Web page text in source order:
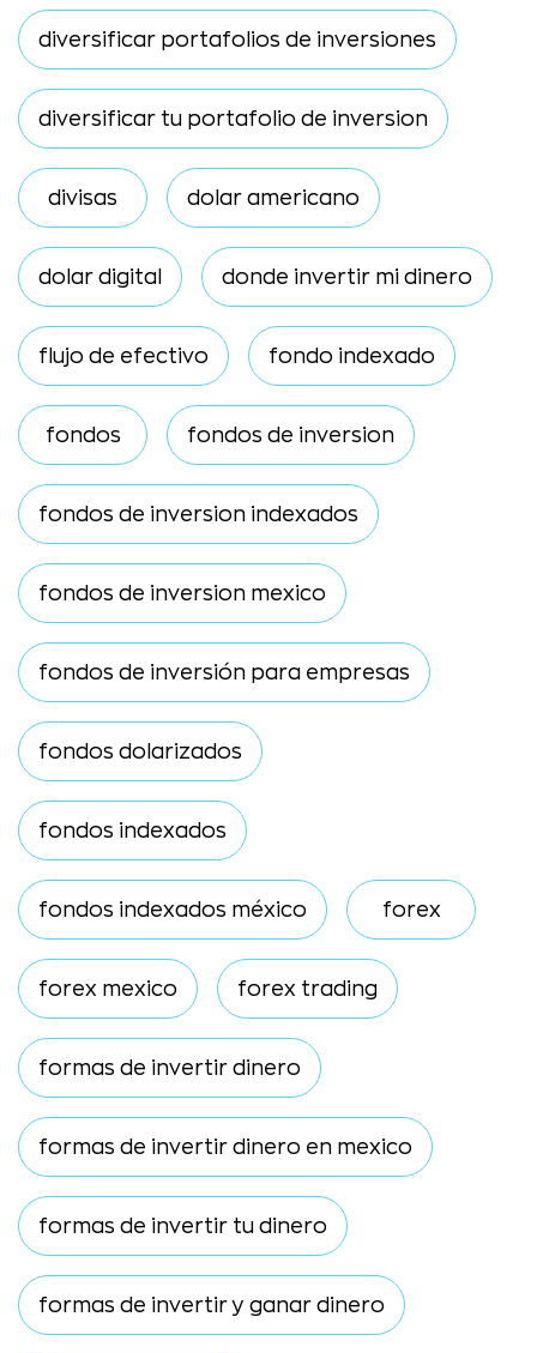
diversificar portafolios de inversiones
diversificar tu portafolio de inversion
divisas dolar americano
dolar digital donde invertir mi dinero
flujo de efectivo fondo indexado
fondos fondos de inversion
fondos de inversion indexados
fondos de inversion mexico
fondos de inversión para empresas
fondos dolarizados
fondos indexados
fondos indexados méxico forex
forex mexico forex trading
formas de invertir dinero
formas de invertir dinero en mexico
formas de invertir tu dinero
formas de invertir y ganar dinero